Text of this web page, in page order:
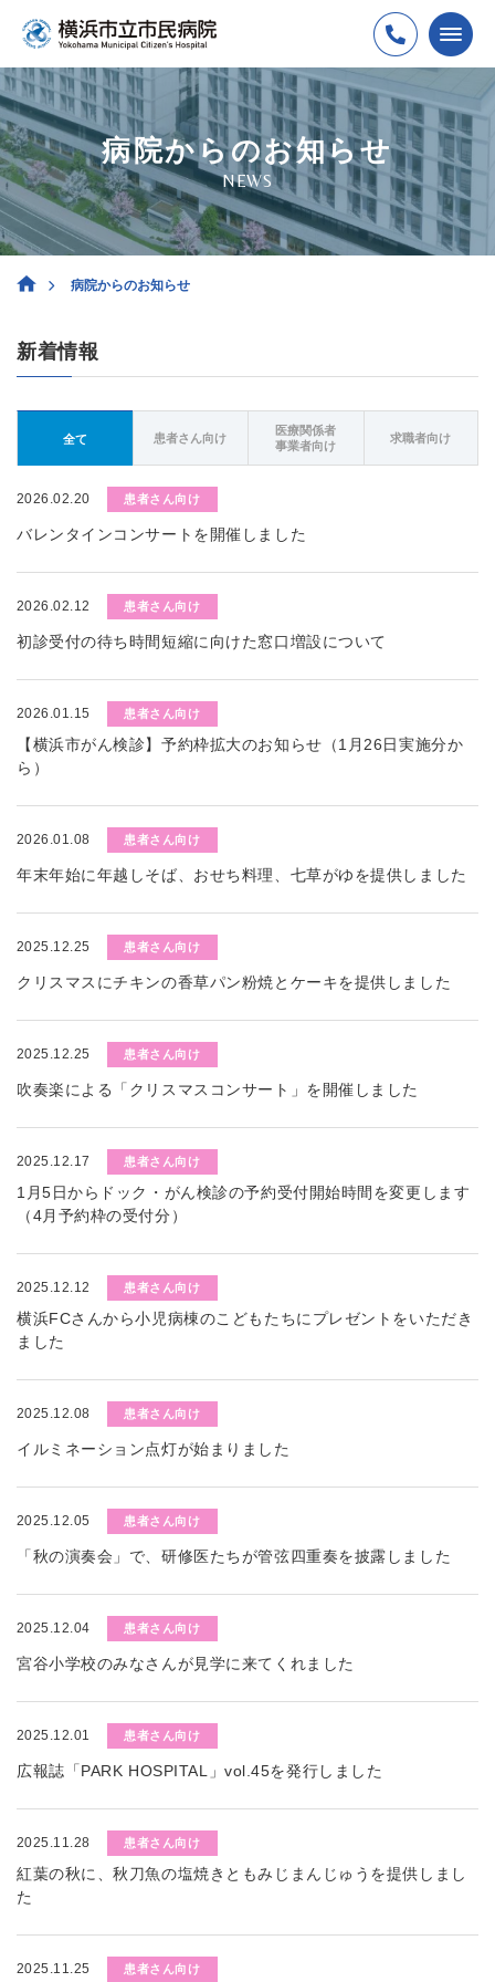
病院からのお知らせ
NEWS
病院からのお知らせ
新着情報
全て 患者さん向け
医療関係者
事業者向け
求職者向け
2026.02.20 患者さん向け
バレンタインコンサートを開催しました
2026.02.12 患者さん向け
初診受付の待ち時間短縮に向けた窓口増設について
2026.01.15 患者さん向け
【横浜市がん検診】予約枠拡大のお知らせ（1月26日実施分か
ら）
2026.01.08 患者さん向け
年末年始に年越しそば、おせち料理、七草がゆを提供しました
2025.12.25 患者さん向け
クリスマスにチキンの香草パン粉焼とケーキを提供しました
2025.12.25 患者さん向け
吹奏楽による「クリスマスコンサート」を開催しました
2025.12.17 患者さん向け
1月5日からドック・がん検診の予約受付開始時間を変更します
（4月予約枠の受付分）
2025.12.12 患者さん向け
横浜FCさんから小児病棟のこどもたちにプレゼントをいただき
ました
2025.12.08 患者さん向け
イルミネーション点灯が始まりました
2025.12.05 患者さん向け
「秋の演奏会」で、研修医たちが管弦四重奏を披露しました
2025.12.04 患者さん向け
宮谷小学校のみなさんが見学に来てくれました
2025.12.01 患者さん向け
広報誌「PARK HOSPITAL」vol.45を発行しました
2025.11.28 患者さん向け
紅葉の秋に、秋刀魚の塩焼きともみじまんじゅうを提供しまし
た
2025.11.25 患者さん向け